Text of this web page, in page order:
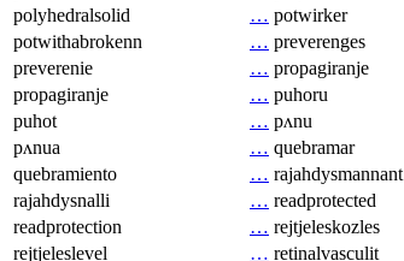
polyhedralsolid
… potwirker
potwithabrokenn
… preverenges
preverenie
… propagiranje
propagiranje
… puhoru
puhot
… pʌnu
pʌnua
… quebramar
quebramiento
… rajahdysmannant
rajahdysnalli
… readprotected
readprotection
… rejtjeleskozles
rejtjeleslevel
… retinalvasculit